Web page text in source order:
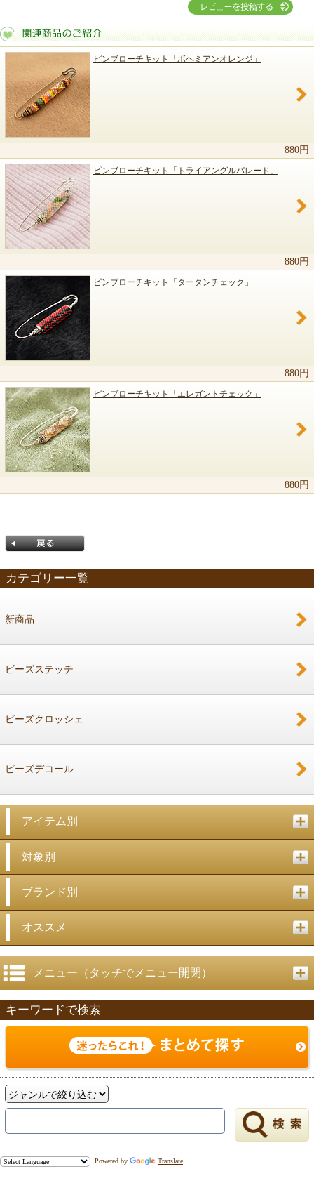
ピンブローチキット「ボヘミアンオレンジ」
880円
ピンブローチキット「トライアングルパレード」
880円
ピンブローチキット「タータンチェック」
880円
ピンブローチキット「エレガントチェック」
880円
カテゴリー一覧
新商品
ビーズステッチ
ビーズクロッシェ
ビーズデコール
アイテム別
対象別
ブランド別
オススメ
メニュー（タッチでメニュー開閉）
キーワードで検索
Powered by Translate